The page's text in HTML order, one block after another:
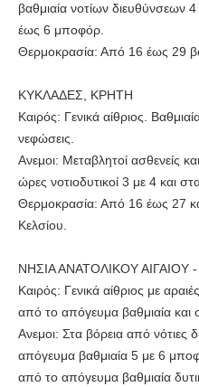
βαθμιαία νοτίων διευθύνσεων
έως 6 μποφόρ.
Θερμοκρασία: Από 16 έως 29
ΚΥΚΛΑΔΕΣ, ΚΡΗΤΗ
Καιρός: Γενικά αίθριος.
νεφώσεις.
Ανεμοι: Μεταβλητοί ασθενείς
ώρες νοτιοδυτικοί 3 με 4 και
Θερμοκρασία: Από 16 έως 27
Κελσίου.
ΝΗΣΙΑ ΑΝΑΤΟΛΙΚΟΥ
Καιρός: Γενικά αίθριος με
από το απόγευμα βαθμιαία και
Ανεμοι: Στα βόρεια από νότιες
απόγευμα βαθμιαία 5 με 6
από το απόγευμα βαθμιαία